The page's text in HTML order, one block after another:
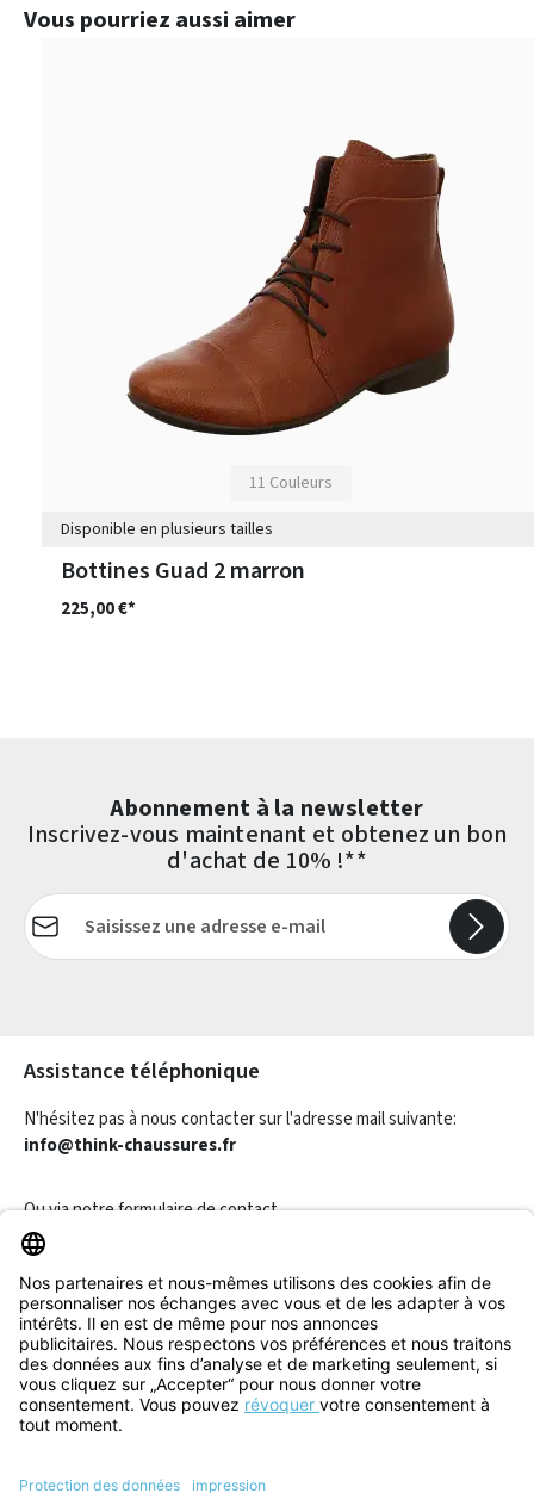
Ignorer la galerie de produits
Vous pourriez aussi aimer
11 Couleurs
Disponible en plusieurs tailles
Bottines Guad 2 marron
225,00 €*
Abonnement à la newsletter
Inscrivez-vous maintenant et obtenez un bon
d'achat de 10% !**
Adresse e-mail*
Assistance téléphonique
N'hésitez pas à nous contacter sur l'adresse mail suivante:
info@think-chaussures.fr
Ou via notreformulaire de contact.
Révoquer un contrat
Informations
Aide & Contact